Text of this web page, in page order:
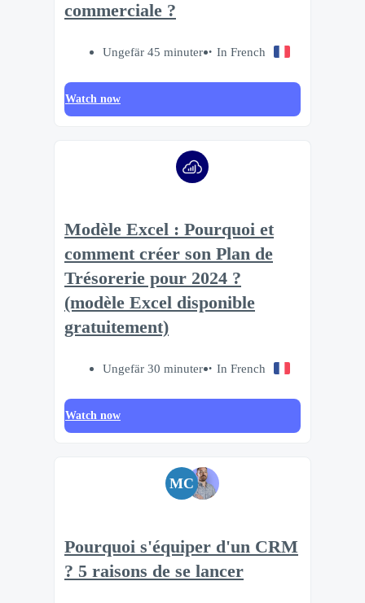
commerciale ?
Ungefär 45 minuter In French
Watch now
Modèle Excel : Pourquoi et
comment créer son Plan de
Trésorerie pour 2024 ?
(modèle Excel disponible
gratuitement)
Ungefär 30 minuter In French
Watch now
MC
Pourquoi s'équiper d'un CRM
? 5 raisons de se lancer